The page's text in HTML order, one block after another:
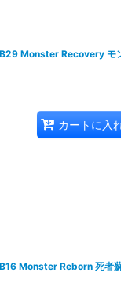
Monster Recovery モ
カートに入
Monster Reborn 死者